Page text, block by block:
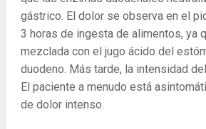
gástrico. El dolor se observa en el
3 horas de ingesta de alimentos, ya
mezclada con el jugo ácido del
duodeno. Más tarde, la intensidad
El paciente a menudo está
de dolor intenso.